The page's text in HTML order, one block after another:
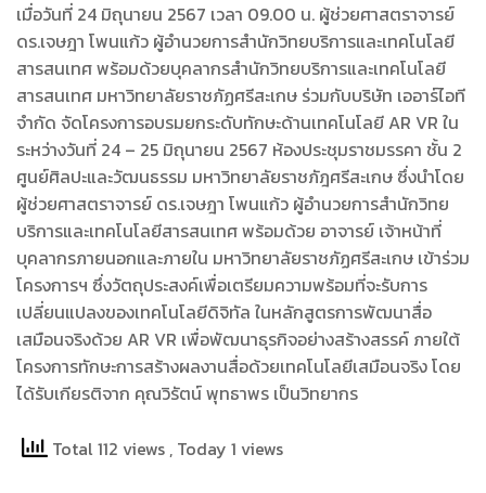
เมื่อวันที่ 24 มิถุนายน 2567 เวลา 09.00 น. ผู้ช่วยศาสตราจารย์
ดร.เจษฎา โพนแก้ว ผู้อำนวยการสำนักวิทยบริการและเทคโนโลยี
สารสนเทศ พร้อมด้วยบุคลากรสำนักวิทยบริการและเทคโนโลยี
สารสนเทศ มหาวิทยาลัยราชภัฏศรีสะเกษ ร่วมกับบริษัท เออาร์ไอที
จํากัด จัดโครงการอบรมยกระดับทักษะด้านเทคโนโลยี AR VR ใน
ระหว่างวันที่ 24 – 25 มิถุนายน 2567 ห้องประชุมราชมรรคา ชั้น 2
ศูนย์ศิลปะและวัฒนธรรม มหาวิทยาลัยราชภัฎศรีสะเกษ ซึ่งนำโดย
ผู้ช่วยศาสตราจารย์ ดร.เจษฎา โพนแก้ว ผู้อำนวยการสำนักวิทย
บริการและเทคโนโลยีสารสนเทศ พร้อมด้วย อาจารย์ เจ้าหน้าที่
บุคลากรภายนอกและภายใน มหาวิทยาลัยราชภัฏศรีสะเกษ เข้าร่วม
โครงการฯ ซึ่งวัตถุประสงค์เพื่อเตรียมความพร้อมที่จะรับการ
เปลี่ยนแปลงของเทคโนโลยีดิจิทัล ในหลักสูตรการพัฒนาสื่อ
เสมือนจริงด้วย AR VR เพื่อพัฒนาธุรกิจอย่างสร้างสรรค์ ภายใต้
โครงการทักษะการสร้างผลงานสื่อด้วยเทคโนโลยีเสมือนจริง โดย
ได้รับเกียรติจาก คุณวิรัตน์ พุทธาพร เป็นวิทยากร
Total 112 views , Today 1 views